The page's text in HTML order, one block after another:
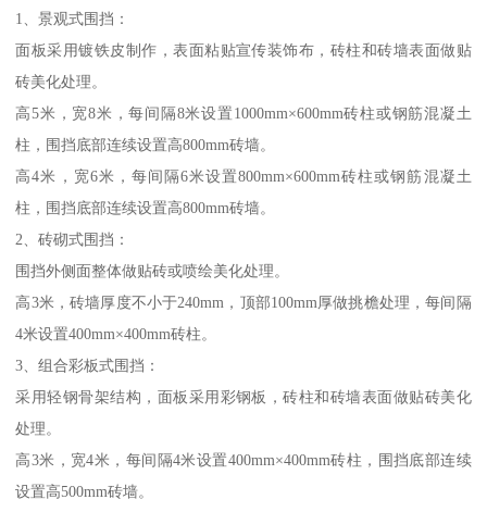
1、景观式围挡：
面板采用镀铁皮制作，表面粘贴宣传装饰布，砖柱和砖墙表面做贴
砖美化处理。
高5米，宽8米，每间隔8米设置1000mm×600mm砖柱或钢筋混凝土
柱，围挡底部连续设置高800mm砖墙。
高4米，宽6米，每间隔6米设置800mm×600mm砖柱或钢筋混凝土
柱，围挡底部连续设置高800mm砖墙。
2、砖砌式围挡：
围挡外侧面整体做贴砖或喷绘美化处理。
高3米，砖墙厚度不小于240mm，顶部100mm厚做挑檐处理，每间隔
4米设置400mm×400mm砖柱。
3、组合彩板式围挡：
采用轻钢骨架结构，面板采用彩钢板，砖柱和砖墙表面做贴砖美化
处理。
高3米，宽4米，每间隔4米设置400mm×400mm砖柱，围挡底部连续
设置高500mm砖墙。